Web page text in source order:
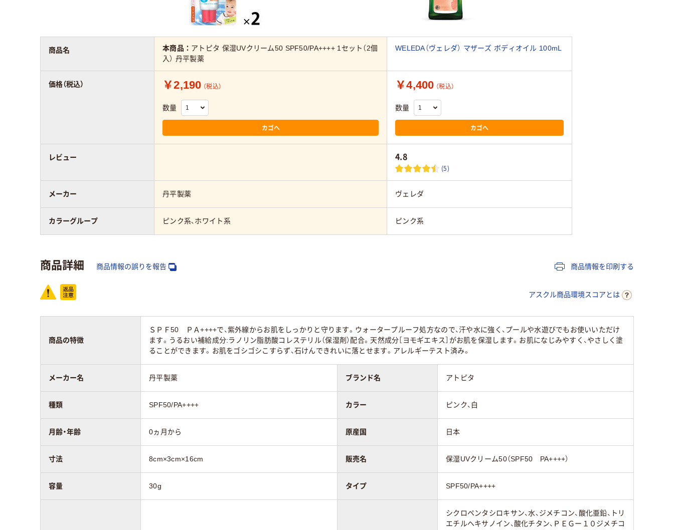
商品名 本商品： アトピタ 保湿UVクリーム50 SPF50/PA++++ 1セット（2個
入） 丹平製薬
WELEDA（ヴェレダ） マザーズ ボディオイル 100mL
価格（税込） ￥2,190 （税込）
数量
カゴへ
￥4,400 （税込）
数量
カゴへ
レビュー 4.8
(5)
メーカー 丹平製薬 ヴェレダ
カラーグループ ピンク系、ホワイト系 ピンク系
商品詳細 商品情報の誤りを報告 商品情報を印刷する
アスクル商品環境スコアとは
商品の特徴
ＳＰＦ50 ＰＡ++++で、紫外線からお肌をしっかりと守ります。ウォータープルーフ処方なので、汗や水に強く、プールや水遊びでもお使いいただけ
ます。うるおい補給成分:ラノリン脂肪酸コレステリル（保湿剤）配合。天然成分［ヨモギエキス］がお肌を保湿します。お肌になじみやすく、やさしく塗
ることができます。お肌をゴシゴシこすらず、石けんできれいに落とせます。アレルギーテスト済み。
メーカー名 丹平製薬 ブランド名 アトピタ
種類 SPF50/PA++++ カラー ピンク、白
月齢・年齢 0ヵ月から 原産国 日本
寸法 8cm×3cm×16cm 販売名 保湿UVクリーム50（SPF50 PA++++）
容量 30g タイプ SPF50/PA++++
シクロペンタシロキサン、水、ジメチコン、酸化亜鉛、トリ
エチルヘキサノイン、酸化チタン、ＰＥＧー１０ジメチコ